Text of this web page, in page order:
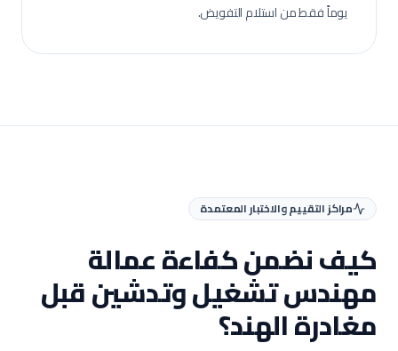
يوماً فقط من استلام التفويض.
مراكز التقييم والاختبار المعتمدة
كيف نضمن كفاءة عمالة
مهندس تشغيل وتدشينقبل
مغادرة الهند؟